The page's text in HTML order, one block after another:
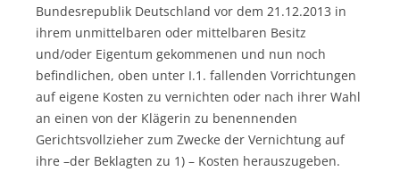
Bundesrepublik Deutschland vor dem 21.12.2013 in
ihrem unmittelbaren oder mittelbaren Besitz
und/oder Eigentum gekommenen und nun noch
befindlichen, oben unter I.1. fallenden Vorrichtungen
auf eigene Kosten zu vernichten oder nach ihrer Wahl
an einen von der Klägerin zu benennenden
Gerichtsvollzieher zum Zwecke der Vernichtung auf
ihre –der Beklagten zu 1) – Kosten herauszugeben.